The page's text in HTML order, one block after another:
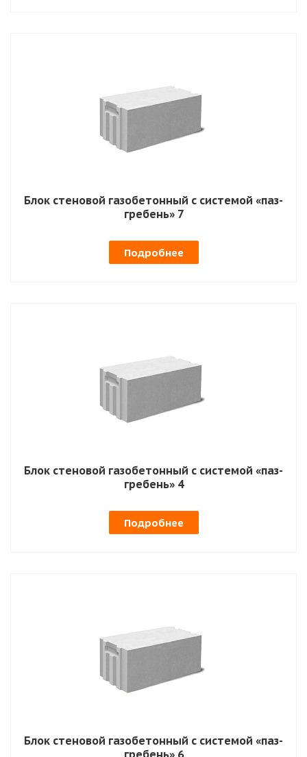
Блок стеновой газобетонный с системой «паз-
гребень» 7
Подробнее
Блок стеновой газобетонный с системой «паз-
гребень» 4
Подробнее
Блок стеновой газобетонный с системой «паз-
гребень» 6